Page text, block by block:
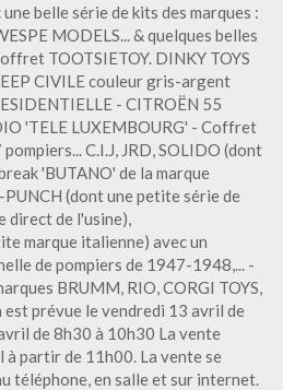
belle série de kits des marques :
MODELS... & quelques belles
TOOTSIETOY. DINKY TOYS
CIVILE couleur gris-argent
- CITROËN 55
'TELE LUXEMBOURG' - Coffret
C.I.J, JRD, SOLIDO (dont
'BUTANO' de la marque
PUNCH (dont une petite série de
direct de l'usine),
marque italienne) avec un
de pompiers de 1947-1948,... -
BRUMM, RIO, CORGI TOYS,
est prévue le vendredi 13 avril de
de 8h30 à 10h30 La vente
partir de 11h00. La vente se
téléphone, en salle et sur internet.